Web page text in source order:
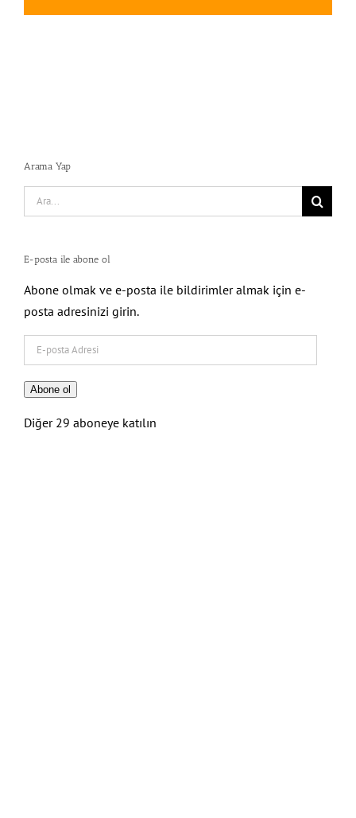
Arama Yap
Search
for:
E-posta ile abone ol
Abone olmak ve e-posta ile bildirimler almak için e-
posta adresinizi girin.
posta
Adresi
Abone ol
Diğer 29 aboneye katılın